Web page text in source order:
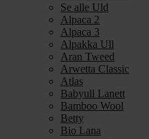
Se alle Uld
Alpaca 2
Alpaca 3
Alpakka Ull
Aran Tweed
Arwetta Classic
Atlas
Babyull Lanett
Bamboo Wool
Betty
Bio Lana